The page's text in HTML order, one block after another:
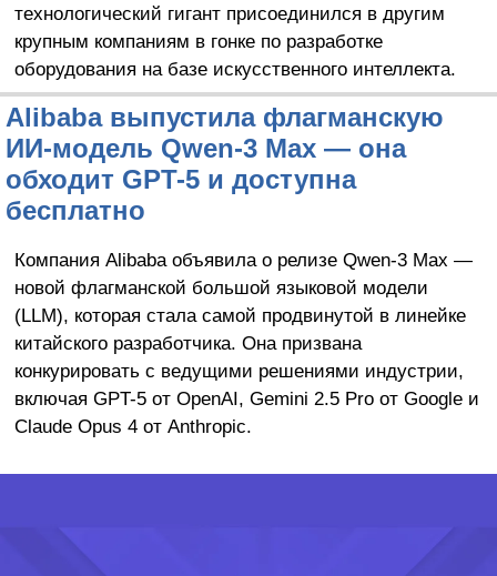
технологический гигант присоединился в другим
крупным компаниям в гонке по разработке
оборудования на базе искусственного интеллекта.
Alibaba выпустила флагманскую
ИИ-модель Qwen-3 Max — она
обходит GPT-5 и доступна
бесплатно
Компания Alibaba объявила о релизе Qwen-3 Max —
новой флагманской большой языковой модели
(LLM), которая стала самой продвинутой в линейке
китайского разработчика. Она призвана
конкурировать с ведущими решениями индустрии,
включая GPT-5 от OpenAI, Gemini 2.5 Pro от Google и
Claude Opus 4 от Anthropic.